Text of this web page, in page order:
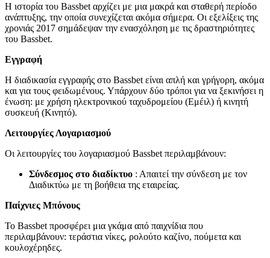
Η ιστορία του Bassbet αρχίζει με μια μακρά και σταθερή περίοδο
ανάπτυξης, την οποία συνεχίζεται ακόμα σήμερα. Οι εξελίξεις της
χρονιάς 2017 σημάδεψαν την ενασχόληση με τις δραστηριότητες
του Bassbet.
Εγγραφή
Η διαδικασία εγγραφής στο Bassbet είναι απλή και γρήγορη, ακόμα
και για τους φειδωμένους. Υπάρχουν δύο τρόποι για να ξεκινήσει η
ένωση: με χρήση ηλεκτρονικού ταχυδρομείου (Εμέιλ) ή κινητή
συσκευή (Κινητό).
Λειτουργίες Λογαριασμού
Οι λειτουργίες του λογαριασμού Bassbet περιλαμβάνουν:
Σύνδεσμος στο διαδίκτυο : Απαιτεί την σύνδεση με τον
Διαδικτύω με τη βοήθεια της εταιρείας.
Παίχνιες Μπόνους
Το Bassbet προσφέρει μια γκάμα από παιχνίδια που
περιλαμβάνουν: τεράστια νίκες, ρολούτο καζίνο, πούμετα και
κουλοχέρηδες.